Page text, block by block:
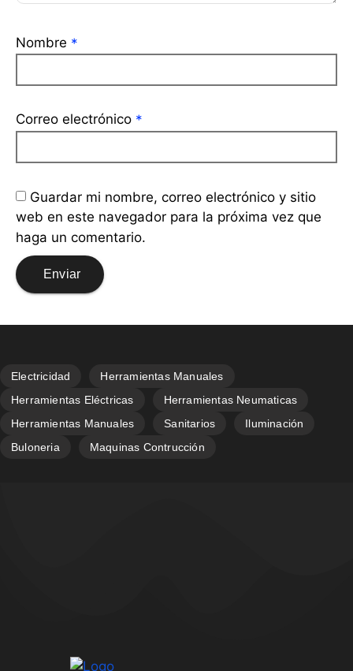
Nombre *
Correo electrónico *
Guardar mi nombre, correo electrónico y sitio
web en este navegador para la próxima vez que
haga un comentario.